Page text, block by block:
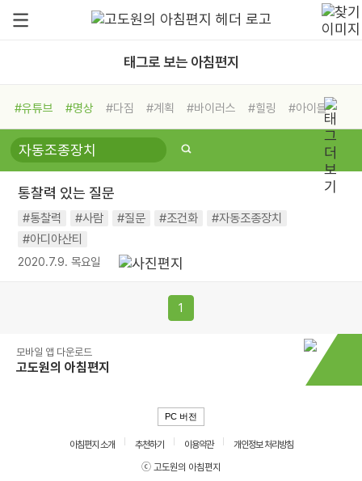
태그로 보는 아침편지
#유튜브 #명상 #다짐 #계획 #바이러스 #힐링
#아이들
#비전캠프
#독서캠프 #삶
#희망
#나눔 #친구 #링컨학교
#독서
#건강 #면역력
통찰력 있는 질문
#통찰력 #사람 #질문 #조건화
#자동조종장치
#아디야산티
2020.7.9. 목요일
1
모바일 앱 다운로드
고도원의 아침편지
PC 버전
아침편지 소개 추천하기 이용약관
개인정보 처리방침
ⓒ 고도원의 아침편지